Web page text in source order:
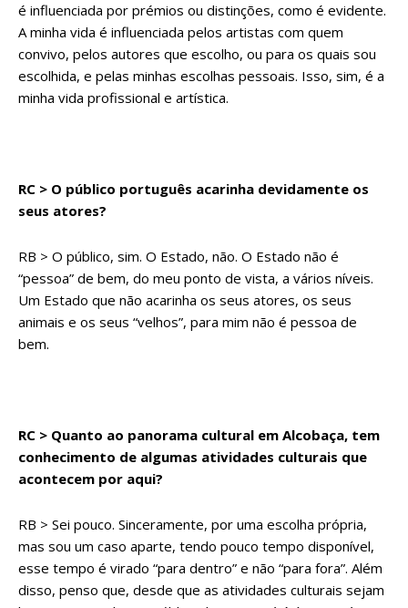
é influenciada por prémios ou distinções, como é evidente.
A minha vida é influenciada pelos artistas com quem
convivo, pelos autores que escolho, ou para os quais sou
escolhida, e pelas minhas escolhas pessoais. Isso, sim, é a
minha vida profissional e artística.
RC > O público português acarinha devidamente os
seus atores?
RB > O público, sim. O Estado, não. O Estado não é
“pessoa” de bem, do meu ponto de vista, a vários níveis.
Um Estado que não acarinha os seus atores, os seus
animais e os seus “velhos”, para mim não é pessoa de
bem.
RC > Quanto ao panorama cultural em Alcobaça, tem
conhecimento de algumas atividades culturais que
acontecem por aqui?
RB > Sei pouco. Sinceramente, por uma escolha própria,
mas sou um caso aparte, tendo pouco tempo disponível,
esse tempo é virado “para dentro” e não “para fora”. Além
disso, penso que, desde que as atividades culturais sejam